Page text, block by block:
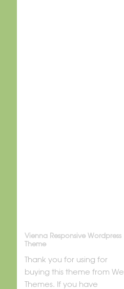
Vienna Responsive Wordpress
Theme
Thank you for using for
buying this theme from Well
Themes. If you have